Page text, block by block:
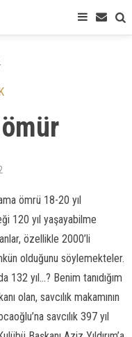
ömrü 18-20 yıl
120 yıl yaşayabilme
özellikle 2000’li
olduğunu söylemekteler.
yıl...? Benim tanıdığım
olan, savcılık makamının
savcılık 397 yıl